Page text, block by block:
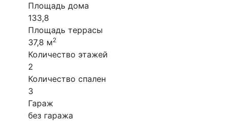
Площадь дома
133,8
Площадь террасы
37,8 м2
Количество этажей
2
Количество спален
3
Гараж
без гаража